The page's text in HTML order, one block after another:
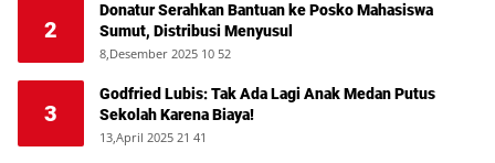
2
Donatur Serahkan Bantuan ke Posko Mahasiswa
Sumut, Distribusi Menyusul
8,Desember 2025 10 52
3
Godfried Lubis: Tak Ada Lagi Anak Medan Putus
Sekolah Karena Biaya!
13,April 2025 21 41